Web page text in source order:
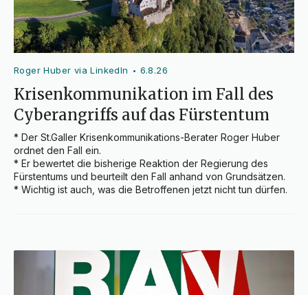
Roger Huber via LinkedIn • 6.8.26
Krisenkommunikation im Fall des
Cyberangriffs auf das Fürstentum
* Der St.Galler Krisenkommunikations-Berater Roger Huber
ordnet den Fall ein.
* Er bewertet die bisherige Reaktion der Regierung des
Fürstentums und beurteilt den Fall anhand von Grundsätzen.
* Wichtig ist auch, was die Betroffenen jetzt nicht tun dürfen.